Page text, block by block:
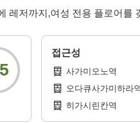
레저까지,여성 전용 플로어를
접근성
사가미오노역
오다큐사가미하라
히가시린칸역